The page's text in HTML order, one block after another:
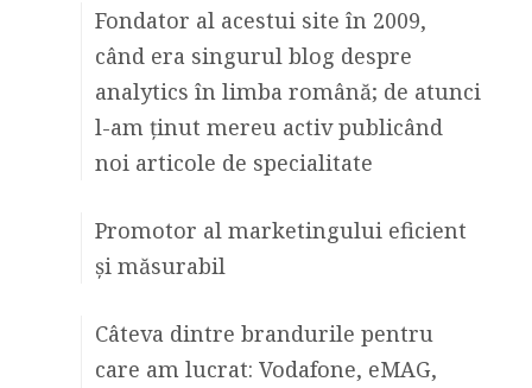
Fondator al acestui site în 2009,
când era singurul blog despre
analytics în limba română; de atunci
l-am ținut mereu activ publicând
noi articole de specialitate
Promotor al marketingului eficient
și măsurabil
Câteva dintre brandurile pentru
care am lucrat: Vodafone, eMAG,